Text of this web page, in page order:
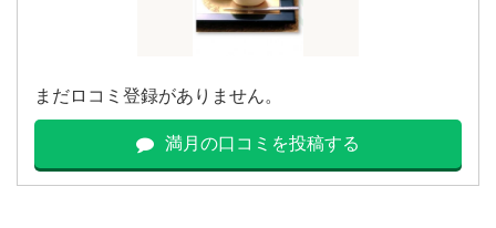
まだロコミ登録がありません。
満月の口コミを投稿する